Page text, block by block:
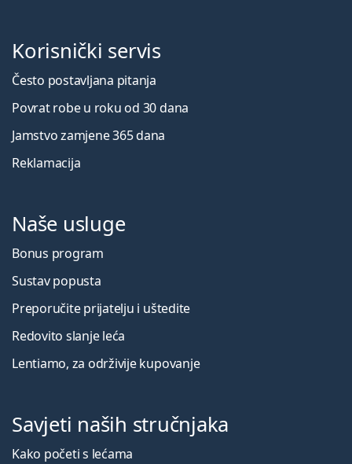
Korisnički servis
Često postavljana pitanja
Povrat robe u roku od 30 dana
Jamstvo zamjene 365 dana
Reklamacija
Naše usluge
Bonus program
Sustav popusta
Preporučite prijatelju i uštedite
Redovito slanje leća
Lentiamo, za održivije kupovanje
Savjeti naših stručnjaka
Kako početi s lećama